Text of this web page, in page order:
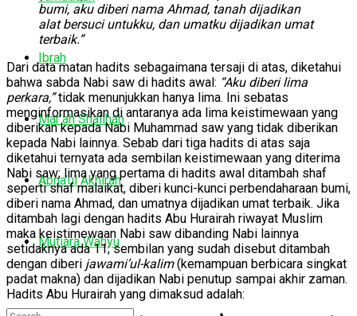
Ibrah
Mar’ah Shalihah
Abna’ul Akhirah
Mutiara Wahyu
bumi, aku diberi nama Ahmad, tanah dijadikan
alat bersuci untukku, dan umatku dijadikan umat
terbaik.”
Dari data matan hadits sebagaimana tersaji di atas, diketahui
bahwa sabda Nabi saw di hadits awal: “Aku diberi lima
perkara,”tidak menunjukkan hanya lima. Ini sebatas
menginformasikan di antaranya ada lima keistimewaan yang
diberikan kepada Nabi Muhammad saw yang tidak diberikan
kepada Nabi lainnya. Sebab dari tiga hadits di atas saja
diketahui ternyata ada sembilan keistimewaan yang diterima
Nabi saw; lima yang pertama di hadits awal ditambah shaf
seperti shaf malaikat, diberi kunci-kunci perbendaharaan bumi,
diberi nama Ahmad, dan umatnya dijadikan umat terbaik. Jika
ditambah lagi dengan hadits Abu Hurairah riwayat Muslim
maka keistimewaan Nabi saw dibanding Nabi lainnya
setidaknya ada 11; sembilan yang sudah disebut ditambah
dengan diberi jawami’ul-kalim(kemampuan berbicara singkat
padat makna) dan dijadikan Nabi penutup sampai akhir zaman.
Hadits Abu Hurairah yang dimaksud adalah: